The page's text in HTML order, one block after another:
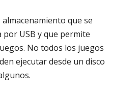
que se
por USB y que permite
No todos los juegos
ejecutar desde un disco